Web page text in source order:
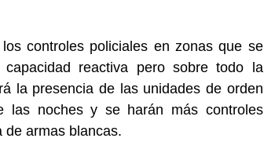
controles policiales en zonas que se
reactiva pero sobre todo la
la presencia de las unidades de orden
las noches y se harán más controles
de armas blancas.